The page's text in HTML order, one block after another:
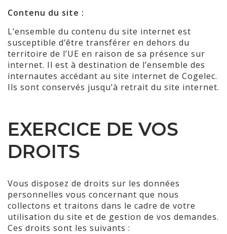
Contenu du site :
L’ensemble du contenu du site internet est
susceptible d’être transférer en dehors du
territoire de l’UE en raison de sa présence sur
internet. Il est à destination de l’ensemble des
internautes accédant au site internet de Cogelec.
Ils sont conservés jusqu’à retrait du site internet.
EXERCICE DE VOS
DROITS
Vous disposez de droits sur les données
personnelles vous concernant que nous
collectons et traitons dans le cadre de votre
utilisation du site et de gestion de vos demandes.
Ces droits sont les suivants :